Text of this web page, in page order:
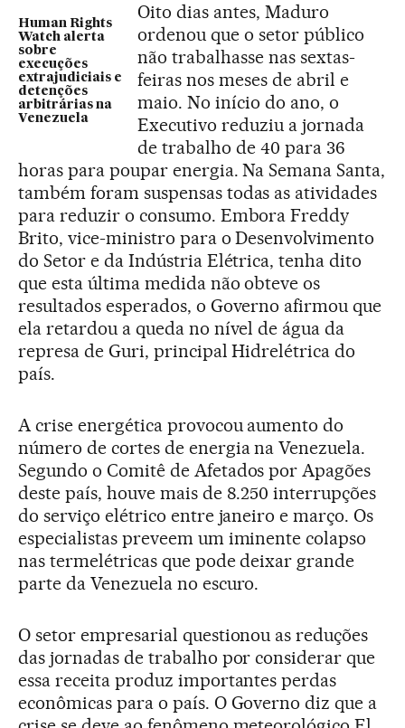
Human Rights
Watch alerta
sobre
execuções
extrajudiciais e
detenções
arbitrárias na
Venezuela
Oito dias antes, Maduro
ordenou que o setor público
não trabalhasse nas sextas-
feiras nos meses de abril e
maio. No início do ano, o
Executivo reduziu a jornada
de trabalho de 40 para 36
horas para poupar energia. Na Semana Santa,
também foram suspensas todas as atividades
para reduzir o consumo. Embora Freddy
Brito, vice-ministro para o Desenvolvimento
do Setor e da Indústria Elétrica, tenha dito
que esta última medida não obteve os
resultados esperados, o Governo afirmou que
ela retardou a queda no nível de água da
represa de Guri, principal Hidrelétrica do
país.
A crise energética provocou aumento do
número de cortes de energia na Venezuela.
Segundo o Comitê de Afetados por Apagões
deste país, houve mais de 8.250 interrupções
do serviço elétrico entre janeiro e março. Os
especialistas preveem um iminente colapso
nas termelétricas que pode deixar grande
parte da Venezuela no escuro.
O setor empresarial questionou as reduções
das jornadas de trabalho por considerar que
essa receita produz importantes perdas
econômicas para o país. O Governo diz que a